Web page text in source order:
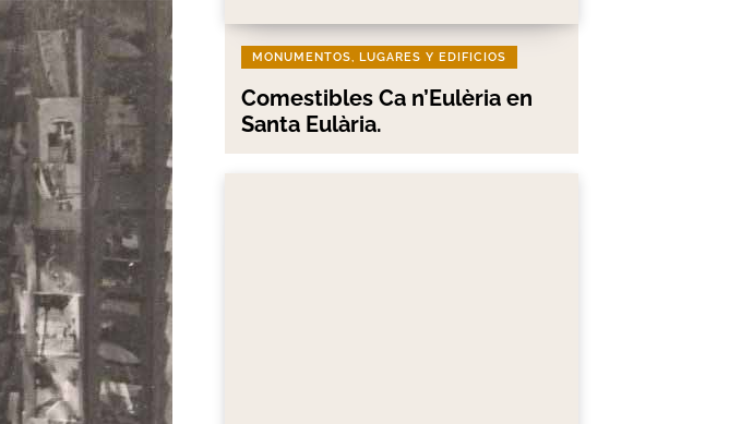
MONUMENTOS, LUGARES Y EDIFICIOS
Comestibles Ca n’Eulèria en
Santa Eulària.